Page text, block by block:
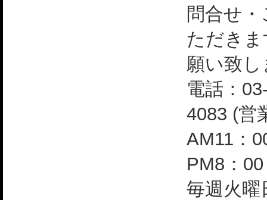
問合せ
ただき
願い致
電話：
4083 (営
AM11：
PM8：
毎週火曜